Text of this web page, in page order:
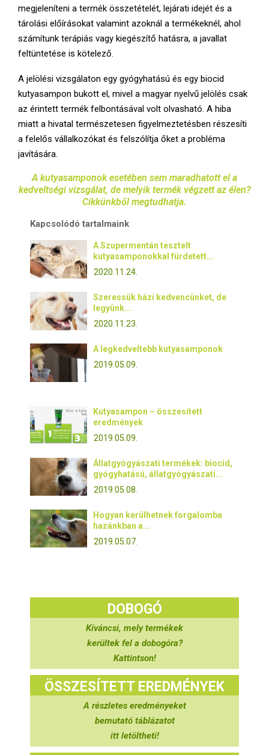
megjeleníteni a termék összetételét, lejárati idejét és a
tárolási előírásokat valamint azoknál a termékeknél, ahol
számítunk terápiás vagy kiegészítő hatásra, a javallat
feltüntetése is kötelező.
A jelölési vizsgálaton egy gyógyhatású és egy biocid
kutyasampon bukott el, mivel a magyar nyelvű jelölés csak
az érintett termék felbontásával volt olvasható. A hiba
miatt a hivatal természetesen figyelmeztetésben részesíti
a felelős vállalkozókat és felszólítja őket a probléma
javítására.
A kutyasamponok esetében sem maradhatott el a
kedveltségi vizsgálat, de melyik termék végzett az élen?
Cikkünkből megtudhatja.
Kapcsolódó tartalmaink
A Szupermentán tesztelt
kutyasamponokkal fürdetett...
2020.11.24.
Szeressük házi kedvencünket, de
legyünk...
2020.11.23.
A legkedveltebb kutyasamponok
2019.05.09.
Kutyasampon – összesített
eredmények
2019.05.09.
Állatgyógyászati termékek: biocid,
gyógyhatású, állatgyógyászati...
2019.05.08.
Hogyan kerülhetnek forgalomba
hazánkban a...
2019.05.07.
DOBOGÓ
Kíváncsi, mely termékek
kerültek fel a dobogóra?
Kattintson!
ÖSSZESÍTETT EREDMÉNYEK
A részletes eredményeket
bemutató táblázatot
itt letöltheti!